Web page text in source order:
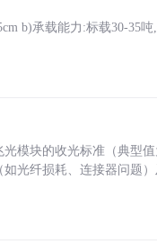
b)承载能力:标载30-35
模块的收光标准（典型值
光纤损耗、连接器问题